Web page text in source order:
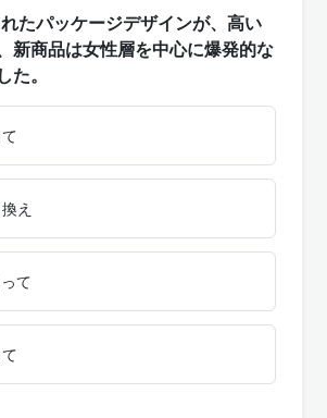
たパッケージデザインが、高い
新商品は女性層を中心に爆発的な
た。
え
て